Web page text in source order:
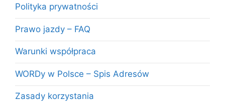
Polityka prywatności
Prawo jazdy – FAQ
Warunki współpraca
WORDy w Polsce – Spis Adresów
Zasady korzystania